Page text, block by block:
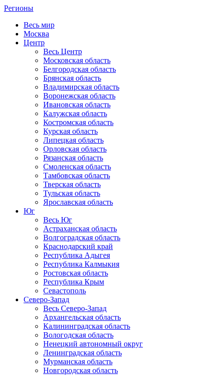
Регионы
Весь мир
Москва
Центр
Весь Центр
Московская область
Белгородская область
Брянская область
Владимирская область
Воронежская область
Ивановская область
Калужская область
Костромская область
Курская область
Липецкая область
Орловская область
Рязанская область
Смоленская область
Тамбовская область
Тверская область
Тульская область
Ярославская область
Юг
Весь Юг
Астраханская область
Волгоградская область
Краснодарский край
Республика Адыгея
Республика Калмыкия
Ростовская область
Республика Крым
Севастополь
Северо-Запад
Весь Северо-Запад
Архангельская область
Калининградская область
Вологодская область
Ненецкий автономный округ
Ленинградская область
Мурманская область
Новгородская область